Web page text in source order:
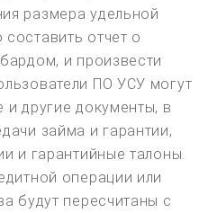
размера удельной
отчет о
и произвести
ПО УСУ могут
и другие документы, в
займа и гарантии,
и гарантийные талоны.
операции или
будут пересчитаны с